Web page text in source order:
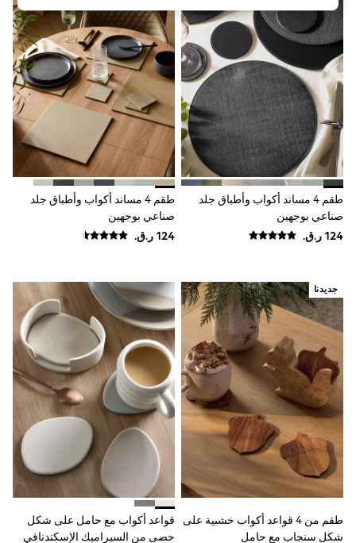
Baby Summer Nightwear
Dresses
Sets & Outfits
Rompers
Sandals
Swimwear
Sun Hats & Caps
Mens' Holiday Shop
Shirts
Linen Collection
Polo Shirts
Tops & T-Shirts
Trousers & Chinos
Jeans
Sandals
Shorts
Vests
Sunglasses
Beach Towels
Bags
Travel Bags
Luggage
Angel & Rocket
B by Ted Baker
Baker by Ted Baker
Boden
Lipsy
Love & Roses
Mint Velvet
Monsoon
River Island
Eid Holiday Collection
SCHOOLWEAR
All Boys Schoolwear
طقم 4 مساند أكواب وأطباق جلد
صناعي بوجهين
طقم 4 مساند أكواب وأطباق جلد
صناعي بوجهين
جديدنا
طقم من 4 قواعد أكواب خشبية على
شكل سنجاب مع حامل
قواعد أكواب مع حامل على شكل
حصى من السيراميك الإسكندنافي